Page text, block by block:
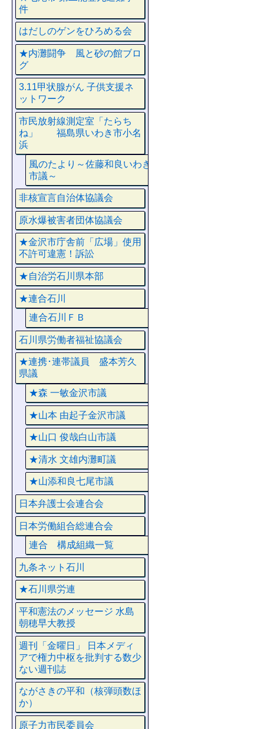
件
はだしのゲンをひろめる会
★内灘闘争 風と砂の館ブロ
グ
3.11甲状腺がん 子供支援ネ
ットワーク
市民放射線測定室「たらち
ね」 福島県いわき市小名
浜
風のたより～佐藤和良いわき
市議～
非核宣言自治体協議会
原水爆被害者団体協議会
★金沢市庁舎前「広場」使用
不許可違憲！訴訟
★自治労石川県本部
★連合石川
連合石川ＦＢ
石川県労働者福祉協議会
★連携･連帯議員 盛本芳久
県議
★森 一敏金沢市議
★山本 由起子金沢市議
★山口 俊哉白山市議
★清水 文雄内灘町議
★山添和良七尾市議
日本弁護士会連合会
日本労働組合総連合会
連合 構成組織一覧
九条ネット石川
★石川県労連
平和憲法のメッセージ 水島
朝穂早大教授
週刊「金曜日」 日本メディ
アで権力中枢を批判する数少
ない週刊誌
ながさきの平和（核弾頭数ほ
か）
原子力市民委員会